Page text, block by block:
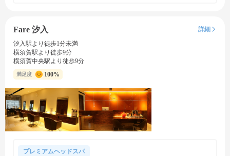
Fare 汐入
詳細
汐入駅より徒歩1分未満
横須賀駅より徒歩9分
横須賀中央駅より徒歩9分
満足度 100%
プレミアムヘッドスパ